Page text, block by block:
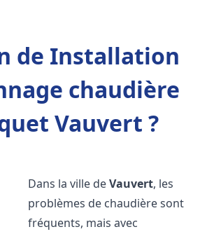
de Installation
chaudière
Vauvert ?
Dans la ville deVauvert, les
problèmes de chaudière sont
fréquents, mais avec